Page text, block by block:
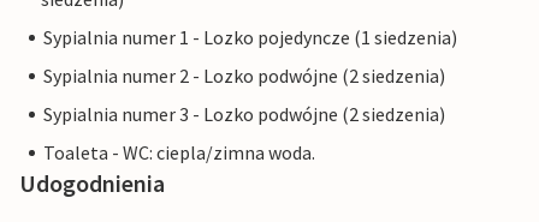
Sypialnia numer 1 - Lozko pojedyncze (1 siedzenia)
Sypialnia numer 2 - Lozko podwójne (2 siedzenia)
Sypialnia numer 3 - Lozko podwójne (2 siedzenia)
Toaleta - WC: ciepla/zimna woda.
Udogodnienia